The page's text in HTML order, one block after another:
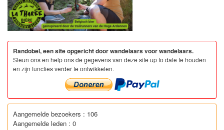
Randobel, een site opgericht door wandelaars voor wandelaars.
Steun ons en help ons de gegevens van deze site up to date te houden
en zijn functies verder te ontwikkelen.
Aangemelde bezoekers : 106
Aangemelde leden : 0